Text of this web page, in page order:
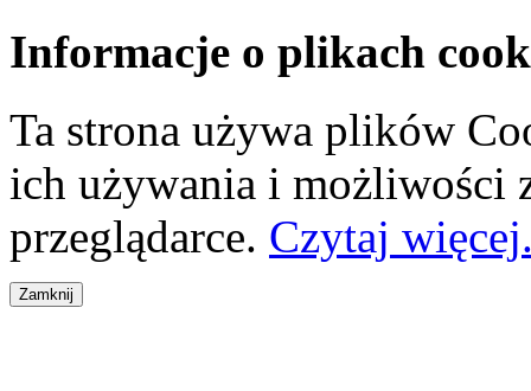
Informacje o plikach
Ta strona używa plików
ich używania i możliwości
przeglądarce. Czytaj